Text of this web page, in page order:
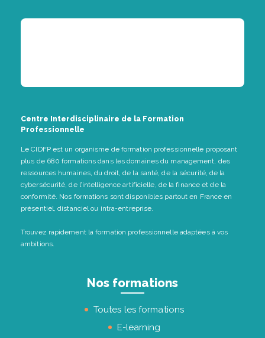
Centre Interdisciplinaire de la Formation
Professionnelle
Le CIDFP est un organisme de formation professionnelle proposant
plus de 680 formations dans les domaines du management, des
ressources humaines, du droit, de la santé, de la sécurité, de la
cybersécurité, de l’intelligence artificielle, de la finance et de la
conformité. Nos formations sont disponibles partout en France en
présentiel, distanciel ou intra-entreprise.
Trouvez rapidement la formation professionnelle adaptées à vos
ambitions.
Nos formations
Toutes les formations
E-learning